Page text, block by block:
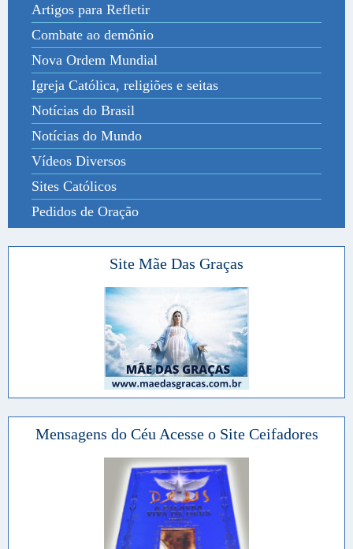
Artigos para Refletir
Combate ao demônio
Nova Ordem Mundial
Igreja Católica, religiões e seitas
Notícias do Brasil
Notícias do Mundo
Vídeos Diversos
Sites Católicos
Pedidos de Oração
Site Mãe Das Graças
Mensagens do Céu Acesse o Site Ceifadores